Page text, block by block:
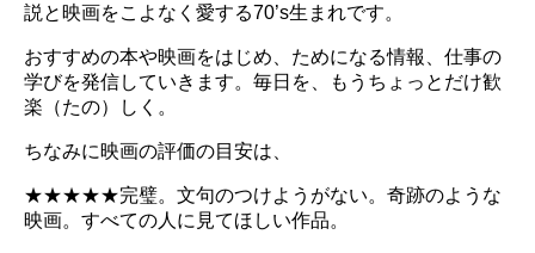
説と映画をこよなく愛する70’s生まれです。
おすすめの本や映画をはじめ、ためになる情報、仕事の
学びを発信していきます。毎日を、もうちょっとだけ歓
楽（たの）しく。
ちなみに映画の評価の目安は、
★★★★★完璧。文句のつけようがない。奇跡のような
映画。すべての人に見てほしい作品。